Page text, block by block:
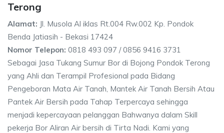
Terong
Alamat: Jl. Musola Al iklas Rt.004 Rw.002 Kp. Pondok
Benda Jatiasih - Bekasi 17424
Nomor Telepon: 0818 493 097 / 0856 9416 3731
Sebagai Jasa Tukang Sumur Bor di Bojong Pondok Terong
yang Ahli dan Terampil Profesional pada Bidang
Pengeboran Mata Air Tanah, Mantek Air Tanah Bersih Atau
Pantek Air Bersih pada Tahap Terpercaya sehingga
menjadi kepercayaan pelanggan Bahwanya dalam Skill
pekerja Bor Aliran Air bersih di Tirta Nadi. Kami yang